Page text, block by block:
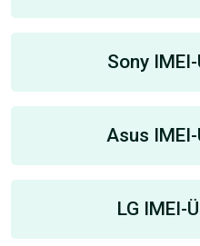
Sony
Asus
LG IMEI-